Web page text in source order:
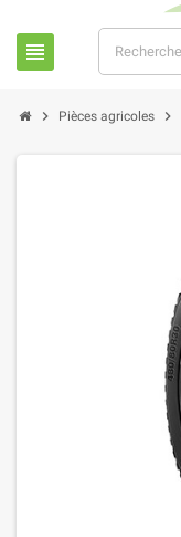
view_headline
chevron_right Pièces agricoles chevron_right